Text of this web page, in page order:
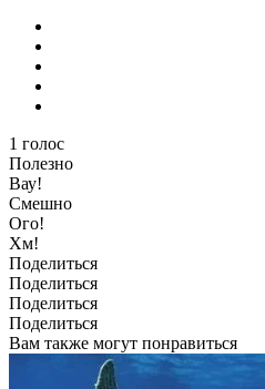
1 голос
Полезно
Вау!
Смешно
Ого!
Хм!
Поделиться
Поделиться
Поделиться
Поделиться
Вам также могут понравиться